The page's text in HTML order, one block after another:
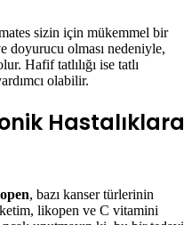
sizin için mükemmel bir
doyurucu olması nedeniyle,
Hafif tatlılığı ise tatlı
olabilir.
Hastalıklara
, bazı kanser türlerinin
likopen ve C vitamini